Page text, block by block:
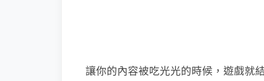
讓你的內容被吃光光的時候，遊戲就